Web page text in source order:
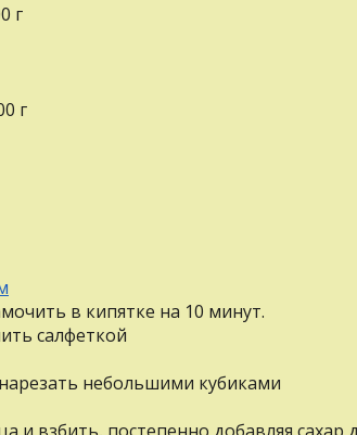
г
г
в кипятке на 10 минут.
салфеткой
небольшими кубиками